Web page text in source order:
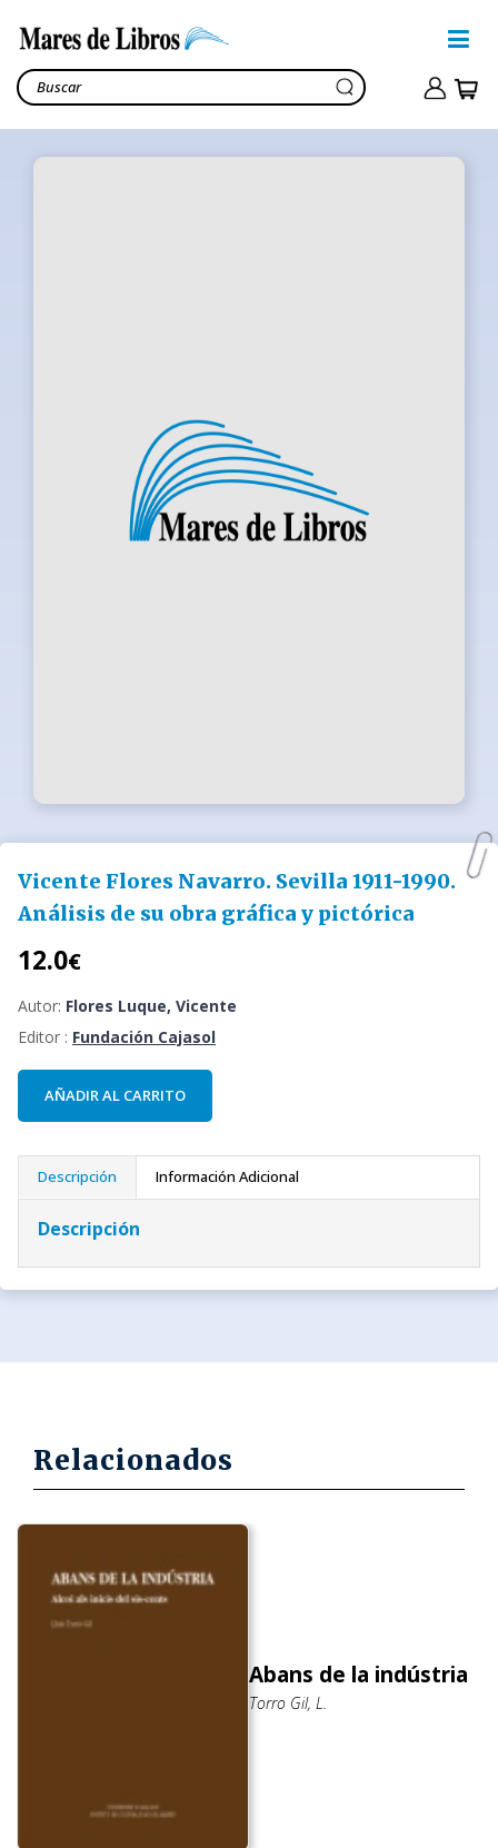
Vicente Flores Navarro. Sevilla 1911-1990.
Análisis de su obra gráfica y pictórica
12.0€
Autor: Flores Luque, Vicente
Editor : Fundación Cajasol
AÑADIR AL CARRITO
Descripción Información Adicional
Descripción
Relacionados
Abans de la indústria
Torro Gil, L.